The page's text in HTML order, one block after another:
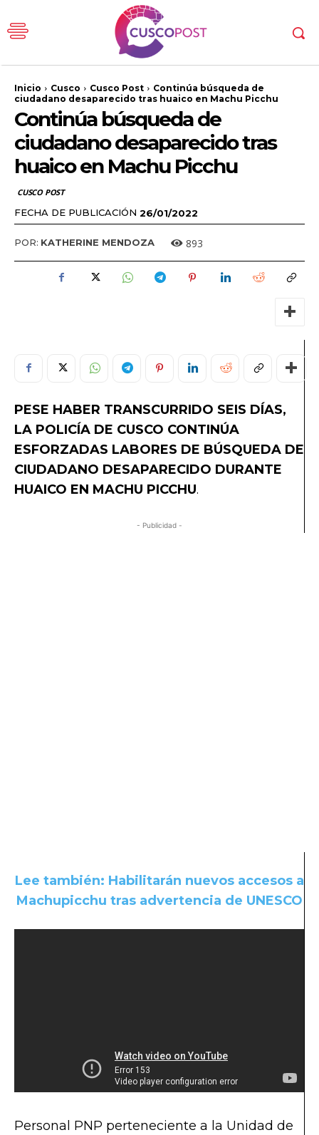
Inicio Cusco Cusco Post
Continúa búsqueda de
ciudadano desaparecido tras huaico en Machu Picchu
Continúa búsqueda de
ciudadano desaparecido tras
huaico en Machu Picchu
CUSCO POST
FECHA DE PUBLICACIÓN 26/01/2022
POR: KATHERINE MENDOZA 893
PESE HABER TRANSCURRIDO SEIS DÍAS,
LA POLICÍA DE CUSCO CONTINÚA
ESFORZADAS LABORES DE BÚSQUEDA DE
CIUDADANO DESAPARECIDO DURANTE
HUAICO EN MACHU PICCHU.
- Publicidad -
Lee también: Habilitarán nuevos accesos a
Machupicchu tras advertencia de UNESCO
Personal PNP perteneciente a la Unidad de